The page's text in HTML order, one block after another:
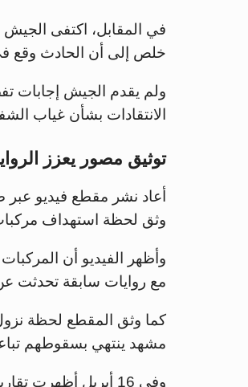
خلص إلى أن الحادث وقع
ولم يقدم الجيش إجابات
الانتقادات بشأن غياب
توثيق مصور يعزز
وثق لحظة استهداف
وأظهر الفيديو أن
مع روايات سابقة تحدثت
كما وثق المقطع لحظة
مشهد ينتهي بسقوطهم
وفي 16 أبريل